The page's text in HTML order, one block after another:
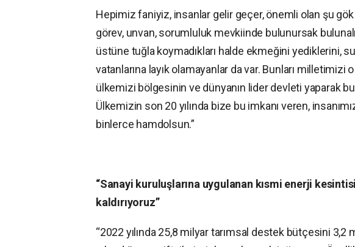
Hepimiz faniyiz, insanlar gelir geçer, önemli olan şu
görev, unvan, sorumluluk mevkiinde bulunursak
üstüne tuğla koymadıkları halde ekmeğini yediklerini,
vatanlarına layık olamayanlar da var. Bunları
ülkemizi bölgesinin ve dünyanın lider devleti yaparak
Ülkemizin son 20 yılında bize bu imkanı veren,
binlerce hamdolsun.”
“Sanayi kuruluşlarına uygulanan kısmi enerji
kaldırıyoruz”
“2022 yılında 25,8 milyar tarımsal destek bütçesini 3,2